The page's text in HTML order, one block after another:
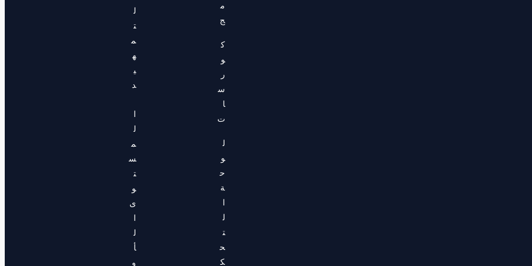
م
ج
ك
و
ر
س
ا
ت
ل
و
ح
ة
ا
ل
ت
ح
ك
ل
ت
م
ه
ي
د
ا
ل
م
س
ت
و
ى
ا
ل
أ
و